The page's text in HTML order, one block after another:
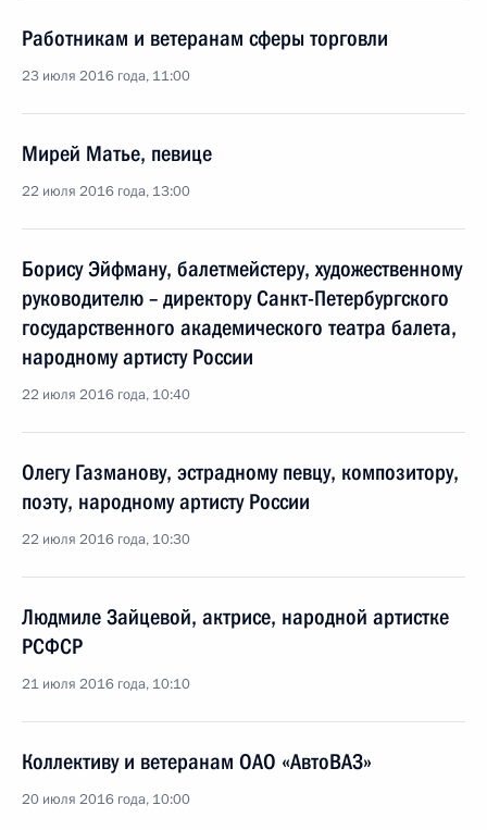
Работникам и ветеранам сферы торговли
23 июля 2016 года, 11:00
Мирей Матье, певице
22 июля 2016 года, 13:00
Борису Эйфману, балетмейстеру, художественному
руководителю – директору Санкт-Петербургского
государственного академического театра балета,
народному артисту России
22 июля 2016 года, 10:40
Олегу Газманову, эстрадному певцу, композитору,
поэту, народному артисту России
22 июля 2016 года, 10:30
Людмиле Зайцевой, актрисе, народной артистке
РСФСР
21 июля 2016 года, 10:10
Коллективу и ветеранам ОАО «АвтоВАЗ»
20 июля 2016 года, 10:00